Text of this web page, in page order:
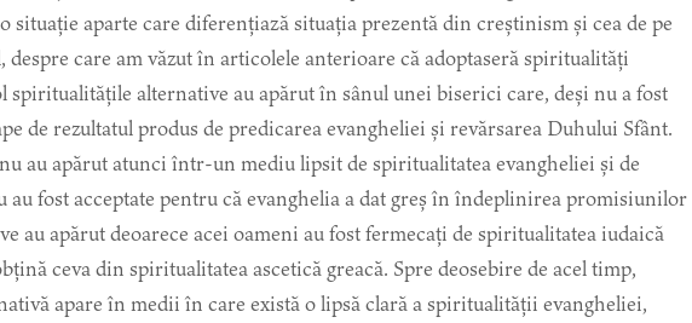
situație aparte care diferențiază situația prezentă din creștinism și cea de pe
care am văzut în articolele anterioare că adoptaseră spiritualități
spiritualitățile alternative au apărut în sânul unei biserici care, deși nu a fost
de rezultatul produs de predicarea evangheliei și revărsarea Duhului Sfânt.
au apărut atunci într-un mediu lipsit de spiritualitatea evangheliei și de
au fost acceptate pentru că evanghelia a dat greș în îndeplinirea promisiunilor
au apărut deoarece acei oameni au fost fermecați de spiritualitatea iudaică
ceva din spiritualitatea ascetică greacă. Spre deosebire de acel timp,
apare în medii în care există o lipsă clară a spiritualității evangheliei,